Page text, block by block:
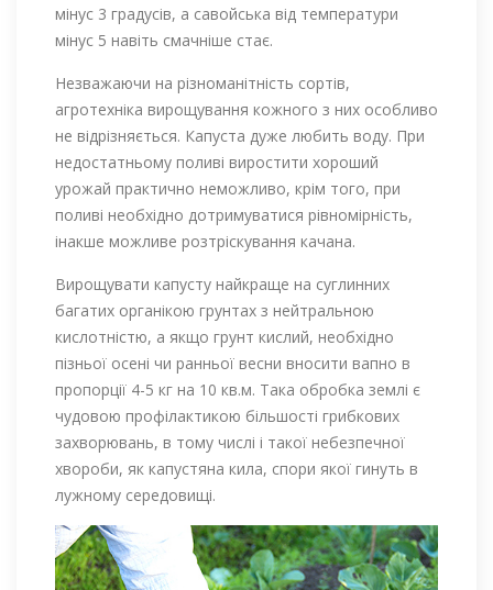
мінус 3 градусів, а савойська від температури
мінус 5 навіть смачніше стає.
Незважаючи на різноманітність сортів,
агротехніка вирощування кожного з них особливо
не відрізняється. Капуста дуже любить воду. При
недостатньому поливі виростити хороший
урожай практично неможливо, крім того, при
поливі необхідно дотримуватися рівномірність,
інакше можливе розтріскування качана.
Вирощувати капусту найкраще на суглинних
багатих органікою грунтах з нейтральною
кислотністю, а якщо грунт кислий, необхідно
пізньої осені чи ранньої весни вносити вапно в
пропорції 4-5 кг на 10 кв.м. Така обробка землі є
чудовою профілактикою більшості грибкових
захворювань, в тому числі і такої небезпечної
хвороби, як капустяна кила, спори якої гинуть в
лужному середовищі.